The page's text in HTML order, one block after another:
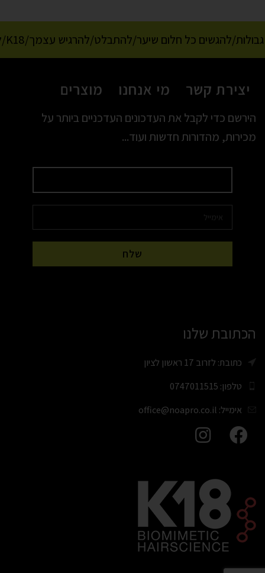
יצירת קשר מי אנחנו מוצרים
הירשם כדי לקבל את העדכונים העדכניים ביותר על
מכירות, מהדורות חדשות ועוד...
הכתובת שלנו
כתובת: לזרוב 17 ראשון לציון
טלפון: 0747011515
אימייל: office@noapro.co.il